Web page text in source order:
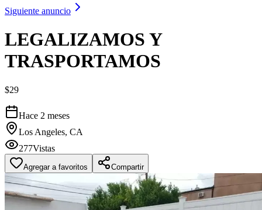
Siguiente anuncio
LEGALIZAMOS Y
TRASPORTAMOS
$29
Hace 2 meses
Los Angeles, CA
277Vistas
Agregar a favoritos Compartir